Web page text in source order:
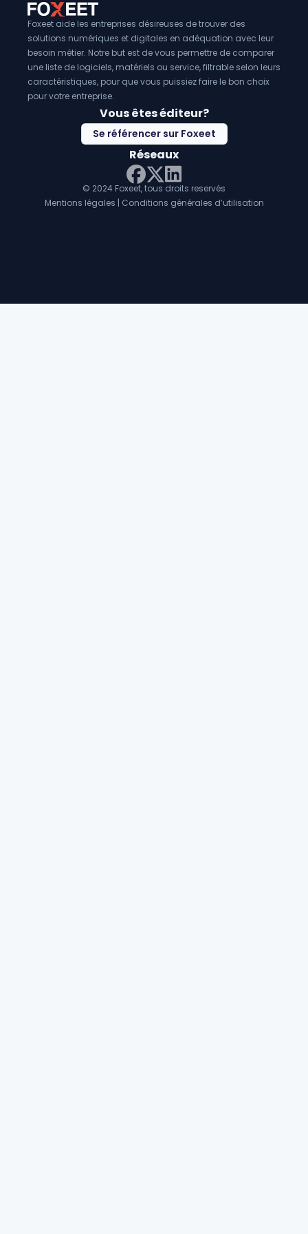
Foxeet aide les entreprises désireuses de trouver des
solutions numériques et digitales en adéquation avec leur
besoin métier. Notre but est de vous permettre de comparer
une liste de logiciels, matériels ou service, filtrable selon leurs
caractéristiques, pour que vous puissiez faire le bon choix
pour votre entreprise.
Vous êtes éditeur?
Se référencer sur Foxeet
Réseaux
Facebook
Twitter X
LinkedIn
© 2024 Foxeet, tous droits reservés
Mentions légales | Conditions générales d’utilisation